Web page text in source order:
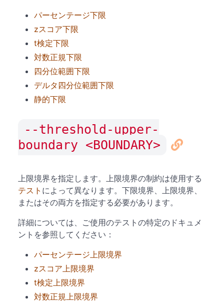
パーセンテージ下限
zスコア下限
t検定下限
対数正規下限
四分位範囲下限
デルタ四分位範囲下限
静的下限
--threshold-upper-
boundary <BOUNDARY>
上限境界を指定します。上限境界の制約は使用する
テスト によって異なります。下限境界、上限境界、
またはその両方を指定する必要があります。
詳細については、ご使用のテストの特定のドキュメ
ントを参照してください：
パーセンテージ上限境界
zスコア上限境界
t検定上限境界
対数正規上限境界